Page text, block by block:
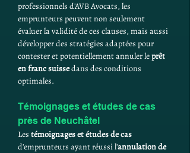
professionnels d'AVB Avocats, les
emprunteurs peuvent non seulement
évaluer la validité de ces clauses, mais aussi
développer des stratégies adaptées pour
contester et potentiellement annuler le prêt
en franc suisse dans des conditions
optimales.
Témoignages et études de cas
près de Neuchâtel
Les témoignages et études de cas
d'emprunteurs ayant réussi l'annulation de